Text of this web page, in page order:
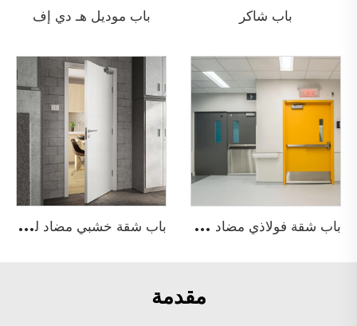
باب شاكر باب موديل هـ دي إف
ب
اب شقة فولاذي مضاد للحريق ب
اب شقة خشبي مضاد للحريق
مقدمة